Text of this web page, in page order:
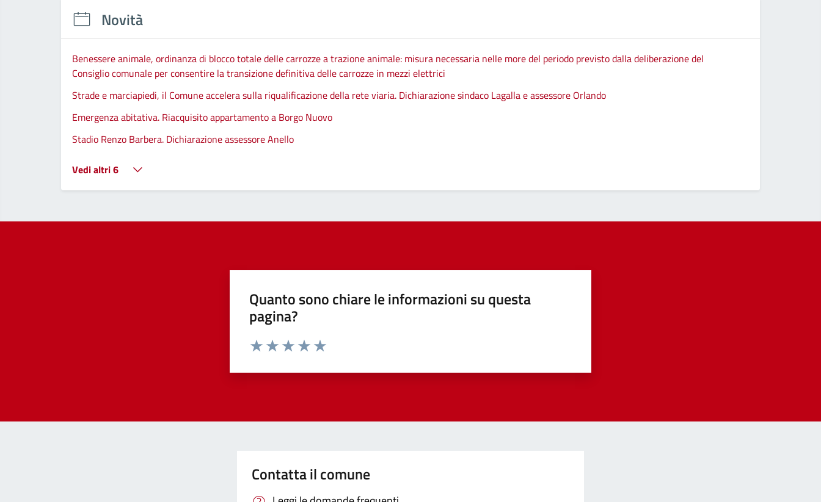
Novità
Benessere animale, ordinanza di blocco totale delle carrozze a trazione animale: misura necessaria nelle more del periodo previsto dalla deliberazione del
Consiglio comunale per consentire la transizione definitiva delle carrozze in mezzi elettrici
Strade e marciapiedi, il Comune accelera sulla riqualificazione della rete viaria. Dichiarazione sindaco Lagalla e assessore Orlando
Emergenza abitativa. Riacquisito appartamento a Borgo Nuovo
Stadio Renzo Barbera. Dichiarazione assessore Anello
Vedi altri 6
Quanto sono chiare le informazioni su questa
pagina?
Contatta il comune